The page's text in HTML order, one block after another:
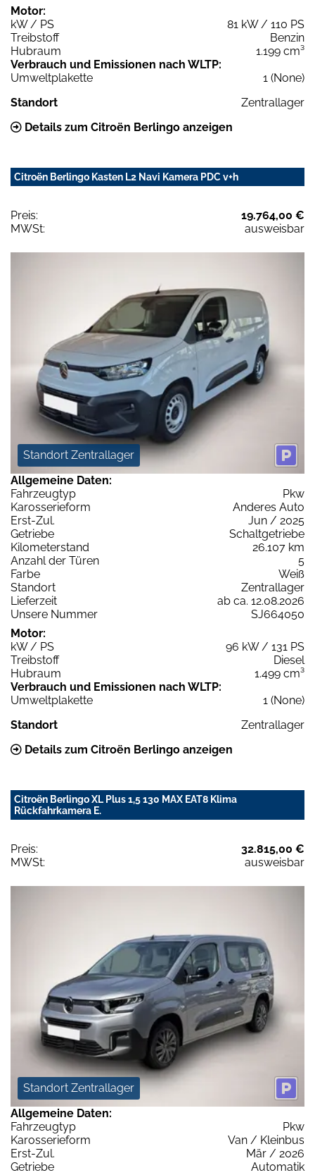
Motor:
kW / PS
81 kW / 110 PS
Treibstoff
Benzin
Hubraum
1.199 cm³
Verbrauch und Emissionen nach WLTP:
Umweltplakette
1 (None)
Standort
Zentrallager
Details zum Citroën Berlingo anzeigen
Citroën Berlingo Kasten L2 Navi Kamera PDC v+h
Preis:
19.764,00 €
MWSt:
ausweisbar
Standort Zentrallager
Allgemeine Daten:
Fahrzeugtyp
Pkw
Karosserieform
Anderes Auto
Erst-Zul.
Jun / 2025
Getriebe
Schaltgetriebe
Kilometerstand
26.107 km
Anzahl der Türen
5
Farbe
Weiß
Standort
Zentrallager
Lieferzeit
ab ca. 12.08.2026
Unsere Nummer
SJ664050
Motor:
kW / PS
96 kW / 131 PS
Treibstoff
Diesel
Hubraum
1.499 cm³
Verbrauch und Emissionen nach WLTP:
Umweltplakette
1 (None)
Standort
Zentrallager
Details zum Citroën Berlingo anzeigen
Citroën Berlingo XL Plus 1,5 130 MAX EAT8 Klima
Rückfahrkamera E.
Preis:
32.815,00 €
MWSt:
ausweisbar
Standort Zentrallager
Allgemeine Daten:
Fahrzeugtyp
Pkw
Karosserieform
Van / Kleinbus
Erst-Zul.
Mär / 2026
Getriebe
Automatik